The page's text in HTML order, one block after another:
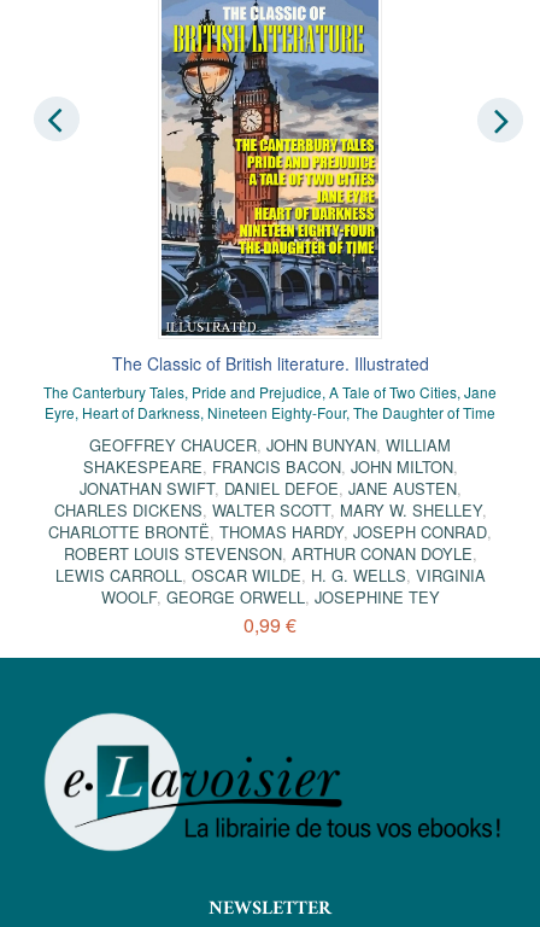
The Classic of British literature. Illustrated
The Canterbury Tales, Pride and Prejudice, A Tale of Two Cities, Jane
Eyre, Heart of Darkness, Nineteen Eighty-Four, The Daughter of Time
GEOFFREY CHAUCER, JOHN BUNYAN, WILLIAM
SHAKESPEARE, FRANCIS BACON, JOHN MILTON,
JONATHAN SWIFT, DANIEL DEFOE, JANE AUSTEN,
CHARLES DICKENS, WALTER SCOTT, MARY W. SHELLEY,
CHARLOTTE BRONTË, THOMAS HARDY, JOSEPH CONRAD,
ROBERT LOUIS STEVENSON, ARTHUR CONAN DOYLE,
LEWIS CARROLL, OSCAR WILDE, H. G. WELLS, VIRGINIA
WOOLF, GEORGE ORWELL, JOSEPHINE TEY
0,99 €
NEWSLETTER